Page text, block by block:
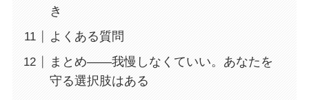
き
よくある質問
まとめ——我慢しなくていい。あなたを
守る選択肢はある